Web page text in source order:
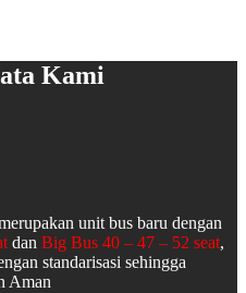
Kami
unit bus baru dengan
dan Big Bus 40 – 47 – 52 seat,
standarisasi sehingga
Aman